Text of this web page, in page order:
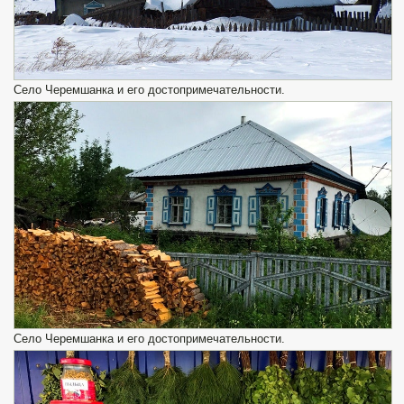
Село Черемшанка и его достопримечательности.
Село Черемшанка и его достопримечательности.